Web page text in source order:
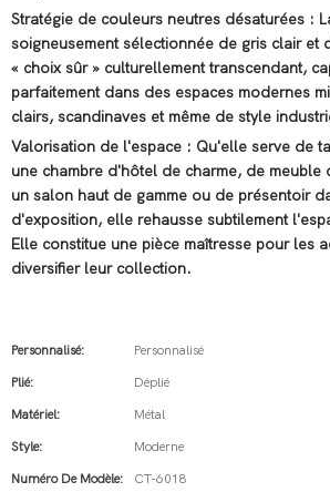
Stratégie de couleurs neutres désaturées :
soigneusement sélectionnée de gris clair et
« choix sûr » culturellement transcendant,
parfaitement dans des espaces modernes
clairs, scandinaves et même de style
Valorisation de l'espace : Qu'elle serve de
une chambre d'hôtel de charme, de meuble
un salon haut de gamme ou de présentoir
d'exposition, elle rehausse subtilement
Elle constitue une pièce maîtresse pour les
diversifier leur collection.
Personnalisé: Personnalisé
Plié: Déplié
Matériel: Métal
Style: Moderne
Numéro De Modèle: CT-6018